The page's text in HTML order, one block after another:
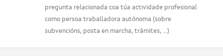
pregunta relacionada coa túa actividade profesional
como persoa traballadora autónoma (sobre
subvencións, posta en marcha, trámites, ...)